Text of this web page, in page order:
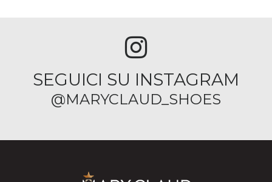
SEGUICI SU INSTAGRAM
@MARYCLAUD_SHOES